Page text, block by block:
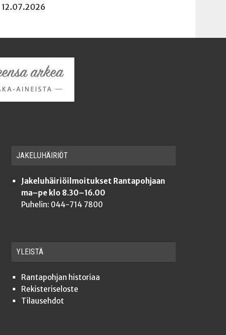
12.07.2026
JAKE­LU­HÄI­RIÖT
Jakeluhäiriöilmoitukset Rantapohjaan
ma–pe klo 8.30–16.00
Puhelin: 044-714 7800
YLEISTÄ
Ran­ta­poh­jan historiaa
Rekis­te­ri­se­los­te
Tilauseh­dot